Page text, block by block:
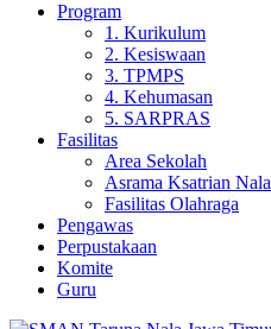
Program
1. Kurikulum
2. Kesiswaan
3. TPMPS
4. Kehumasan
5. SARPRAS
Fasilitas
Area Sekolah
Asrama Ksatrian Nala
Fasilitas Olahraga
Pengawas
Perpustakaan
Komite
Guru